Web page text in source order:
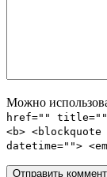
Можно
href=""
<b>
datetime="">